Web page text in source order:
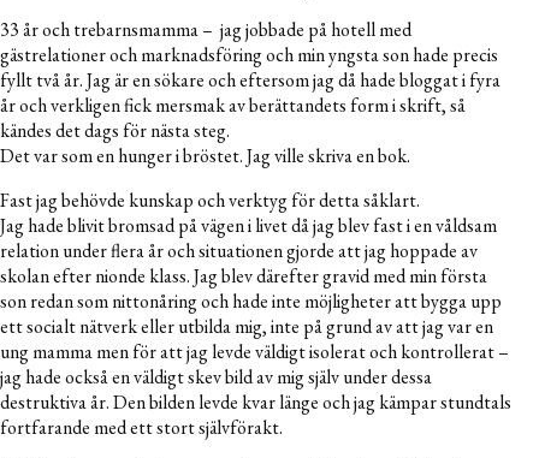
33 år och trebarnsmamma – jag jobbade på hotell med
gästrelationer och marknadsföring och min yngsta son hade precis
fyllt två år. Jag är en sökare och eftersom jag då hade bloggat i fyra
år och verkligen fick mersmak av berättandets form i skrift, så
kändes det dags för nästa steg.
Det var som en hunger i bröstet. Jag ville skriva en bok.
Fast jag behövde kunskap och verktyg för detta såklart.
Jag hade blivit bromsad på vägen i livet då jag blev fast i en våldsam
relation under flera år och situationen gjorde att jag hoppade av
skolan efter nionde klass. Jag blev därefter gravid med min första
son redan som nittonåring och hade inte möjligheter att bygga upp
ett socialt nätverk eller utbilda mig, inte på grund av att jag var en
ung mamma men för att jag levde väldigt isolerat och kontrollerat –
jag hade också en väldigt skev bild av mig själv under dessa
destruktiva år. Den bilden levde kvar länge och jag kämpar stundtals
fortfarande med ett stort självförakt.